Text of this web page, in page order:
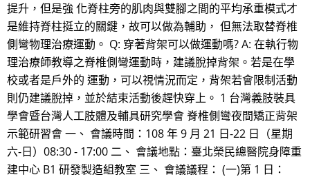
提升，但是強 化脊柱旁的肌肉與雙腳之間的平均承重模式才
是維持脊柱挺立的關鍵，故可以做為輔助， 但無法取替脊椎
側彎物理治療運動。 Q: 穿著背架可以做運動嗎? A: 在執行物
理治療師教導之脊椎側彎運動時，建議脫掉背架。若是在學
校或者是戶外的 運動，可以視情況而定，背架若會限制活動
則仍建議脫掉，並於結束活動後趕快穿上。 1 台灣義肢裝具
學會暨台灣人工肢體及輔具研究學會 脊椎側彎夜間矯正背架
示範研習會 一、 會議時間：108 年 9 月 21 日-22 日（星期
六-日）08:30 - 17:00 二、 會議地點：臺北榮民總醫院身障重
建中心 B1 研發製造組教室 三、 會議議程： (一)第 1 日：